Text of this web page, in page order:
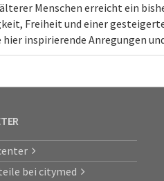
Menschen erreicht ein
Freiheit und einer
hier inspirierende Anregungen
bei citymed